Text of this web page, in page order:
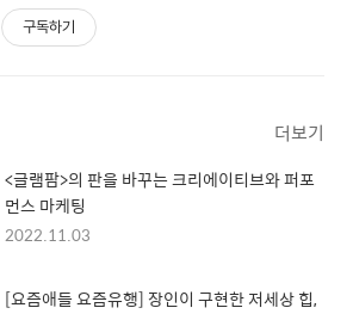
구독하기
더보기
<글램팜>의 판을 바꾸는 크리에이티브와 퍼포
먼스 마케팅
2022.11.03
[요즘애들 요즘유행] 장인이 구현한 저세상 힙,